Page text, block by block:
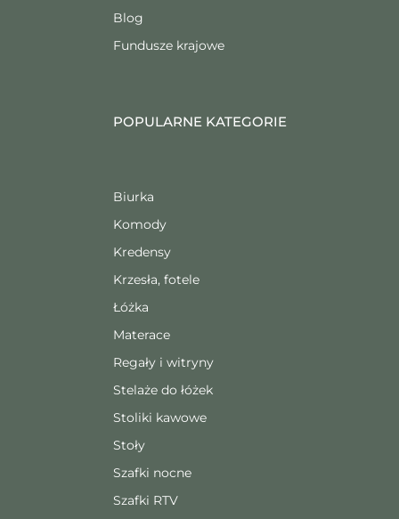
Blog
Fundusze krajowe
POPULARNE KATEGORIE
Biurka
Komody
Kredensy
Krzesła, fotele
Łóżka
Materace
Regały i witryny
Stelaże do łóżek
Stoliki kawowe
Stoły
Szafki nocne
Szafki RTV